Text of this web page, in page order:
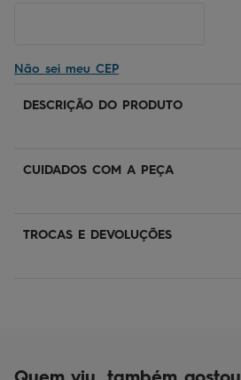
Não sei meu CEP
DESCRIÇÃO DO PRODUTO
CUIDADOS COM A PEÇA
TROCAS E DEVOLUÇÕES